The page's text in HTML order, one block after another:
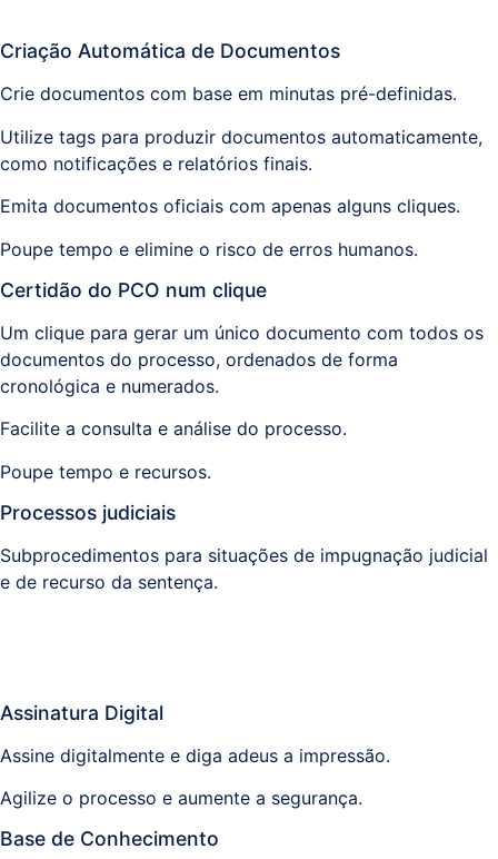
Criação Automática de Documentos
Crie documentos com base em minutas pré-definidas.
Utilize tags para produzir documentos automaticamente,
como notificações e relatórios finais.
Emita documentos oficiais com apenas alguns cliques.
Poupe tempo e elimine o risco de erros humanos.
Certidão do PCO num clique
Um clique para gerar um único documento com todos os
documentos do processo, ordenados de forma
cronológica e numerados.
Facilite a consulta e análise do processo.
Poupe tempo e recursos.
Processos judiciais
Subprocedimentos para situações de impugnação judicial
e de recurso da sentença.
Assinatura Digital
Assine digitalmente e diga adeus a impressão.
Agilize o processo e aumente a segurança.
Base de Conhecimento